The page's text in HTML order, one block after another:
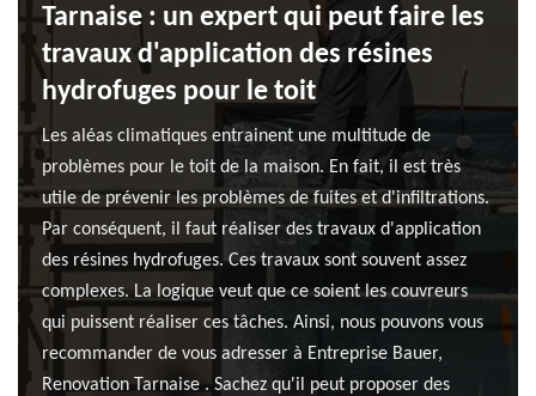
Tarnaise : un expert qui peut faire les
travaux d'application des résines
hydrofuges pour le toit
Les aléas climatiques entrainent une multitude de
problèmes pour le toit de la maison. En fait, il est très
utile de prévenir les problèmes de fuites et d'infiltrations.
Par conséquent, il faut réaliser des travaux d'application
des résines hydrofuges. Ces travaux sont souvent assez
complexes. La logique veut que ce soient les couvreurs
qui puissent réaliser ces tâches. Ainsi, nous pouvons vous
recommander de vous adresser à Entreprise Bauer,
Renovation Tarnaise . Sachez qu'il peut proposer des